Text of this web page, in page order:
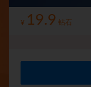
¥ 19.9 钻石